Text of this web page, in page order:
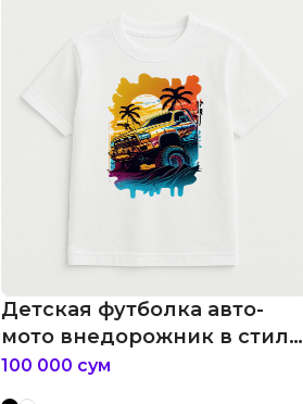
Детская футболка авто-
мото внедорожник в стиле
акварели
100 000 сум